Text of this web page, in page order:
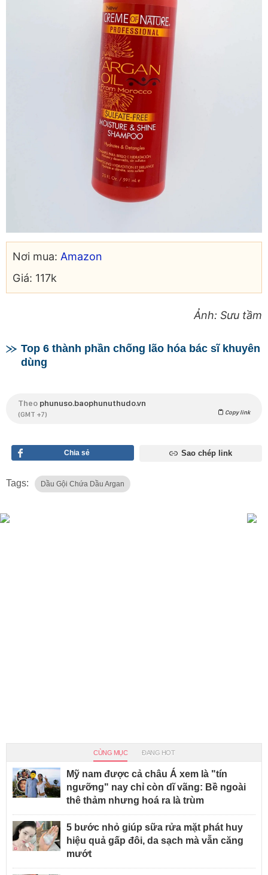
Nơi mua: Amazon
Giá: 117k
Ảnh: Sưu tầm
Top 6 thành phần chống lão hóa bác sĩ khuyên
dùng
Theo phunuso.baophunuthudo.vn
(GMT +7) Copy link
Chia sẻ Sao chép link
Tags: Dầu Gội Chứa Dầu Argan
CÙNG MỤC ĐANG HOT
Mỹ nam được cả châu Á xem là "tín
ngưỡng" nay chỉ còn dĩ vãng: Bề ngoài
thê thảm nhưng hoá ra là trùm
5 bước nhỏ giúp sữa rửa mặt phát huy
hiệu quả gấp đôi, da sạch mà vẫn căng
mướt